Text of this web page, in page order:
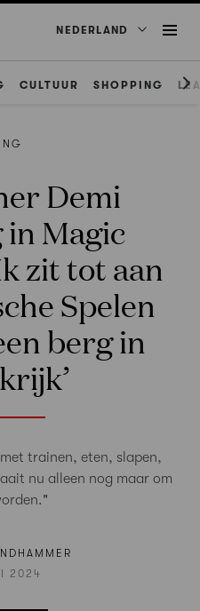
NEDERLAND
CULTUUR SHOPPING
Demi
Magic
zit tot aan
Spelen
berg in
trainen, eten, slapen,
nu alleen nog maar om
2024